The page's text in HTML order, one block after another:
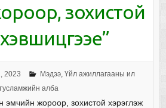
зохистой
2023 Мэдээ, Үйл ажиллагааны ил
алба
эмчийн жороор, зохистой хэрэглэж